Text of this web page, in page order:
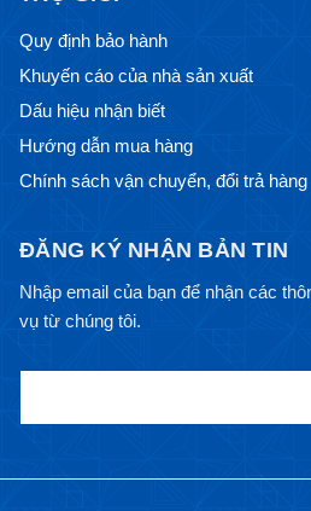
Quy định bảo hành
Khuyến cáo của nhà sản xuất
Dấu hiệu nhận biết
Hướng dẫn mua hàng
Chính sách vận chuyển, đổi trả hàng
ĐĂNG KÝ NHẬN BẢN TIN
Nhập email của bạn để nhận các
vụ từ chúng tôi.